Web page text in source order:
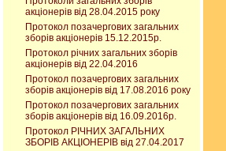
акціонерів від 28.04.2015 року
Протокол позачергових загальних
зборів акціонерів 15.12.2015р.
Протокол річних загальних зборів
акціонерів від 22.04.2016
Протокол позачергових загальних
зборів акціонерів від 17.08.2016 року
Протокол позачергових загальних
зборів акціонерів від 16.09.2016р.
Протокол РІЧНИХ ЗАГАЛЬНИХ
ЗБОРІВ АКЦІОНЕРІВ від 27.04.2017